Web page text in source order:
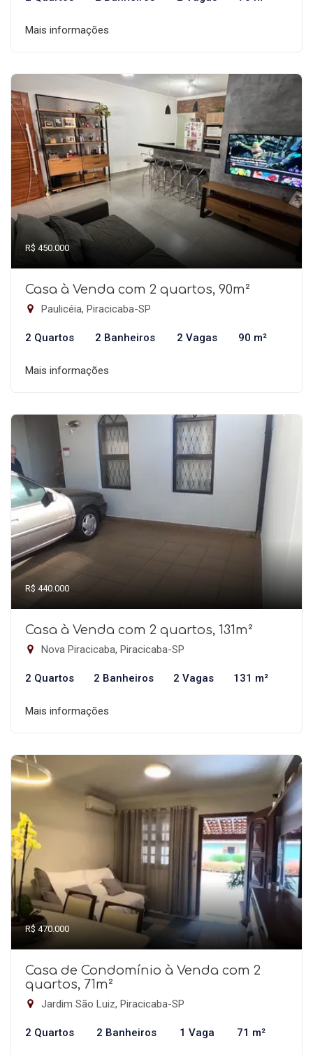
Mais informações
R$ 450.000
Casa à Venda com 2 quartos, 90m²
Paulicéia, Piracicaba-SP
2 Quartos 2 Banheiros 2 Vagas 90 m²
Mais informações
R$ 440.000
Casa à Venda com 2 quartos, 131m²
Nova Piracicaba, Piracicaba-SP
2 Quartos 2 Banheiros 2 Vagas 131 m²
Mais informações
R$ 470.000
Casa de Condomínio à Venda com 2
quartos, 71m²
Jardim São Luiz, Piracicaba-SP
2 Quartos 2 Banheiros 1 Vaga 71 m²